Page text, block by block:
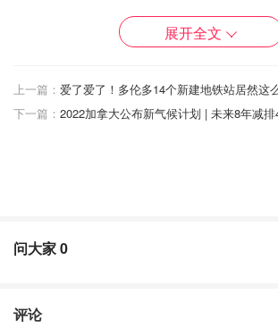
该公司在八年内融资了1000万元的资金
展开全文
上一篇： 爱了爱了！多伦多14个新建地铁站居然这
下一篇：
问大家0
评论